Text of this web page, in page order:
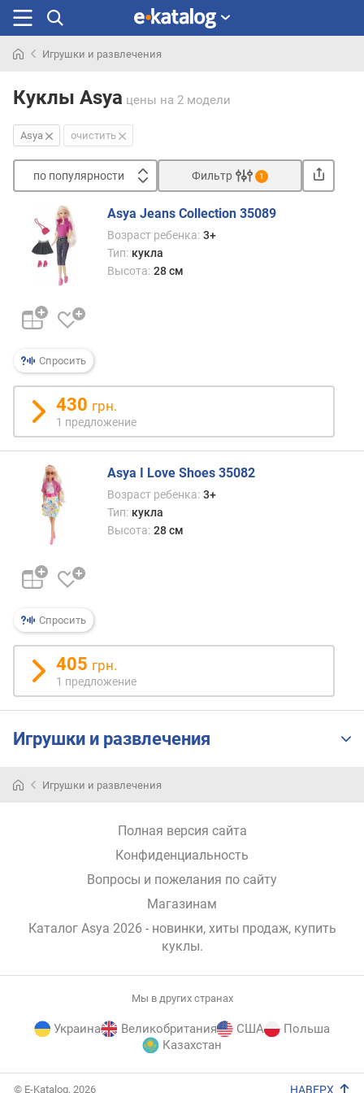
раньше
Игрушки и развлечения
Куклы Asya цены на 2 модели
Asya очистить
по популярности
п
о
п
у
л
р
н
с
о
т
д
е
в
х
к
д
о
р
о
и
м
о
х
е
в
Фильтр 1
Спросить
Asya Jeans Collection 35089
Возраст ребенка: 3+
Тип: кукла
Высота: 28 см
430 грн.
1 предложение
Спросить
Asya I Love Shoes 35082
Возраст ребенка: 3+
Тип: кукла
Высота: 28 см
405 грн.
1 предложение
Игрушки и развлечения
Игрушки и развлечения
Полная версия сайта
Конфиденциальность
Вопросы и пожелания по сайту
Магазинам
Каталог Asya 2026 - новинки, хиты продаж, купить
куклы.
Мы в других странах
Украина Великобритания США
Польша
Казахстан
© E-Katalog, 2026 НАВЕРХ